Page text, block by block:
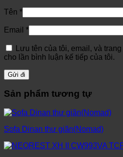
Tên *
Email *
Lưu tên của tôi, email, và
cho lần bình luận kế tiếp của tôi.
Sản phẩm tương tự
Sofa Dinan thư giãn(Nomad)